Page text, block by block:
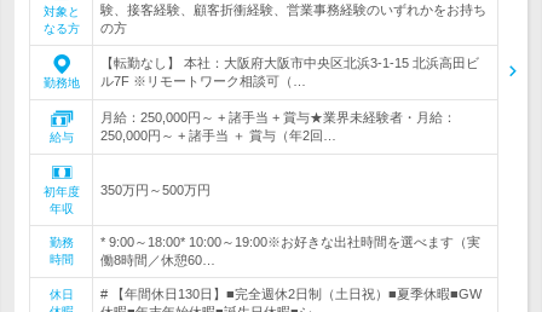
対象と
なる方
験、接客経験、顧客折衝経験、営業事務経験のいずれかをお持ち
の方
勤務地
【転勤なし】 本社：大阪府大阪市中央区北浜3-1-15 北浜高田ビ
ル7F ※リモートワーク相談可（…
給与
月給：250,000円～ + 諸手当 + 賞与★業界未経験者・月給：
250,000円～ + 諸手当 ＋ 賞与（年2回…
初年度
年収
350万円～500万円
勤務
時間
* 9:00～18:00* 10:00～19:00※お好きな出社時間を選べます（実
働8時間／休憩60…
休日
# 【年間休日130日】■完全週休2日制（土日祝）■夏季休暇■GW